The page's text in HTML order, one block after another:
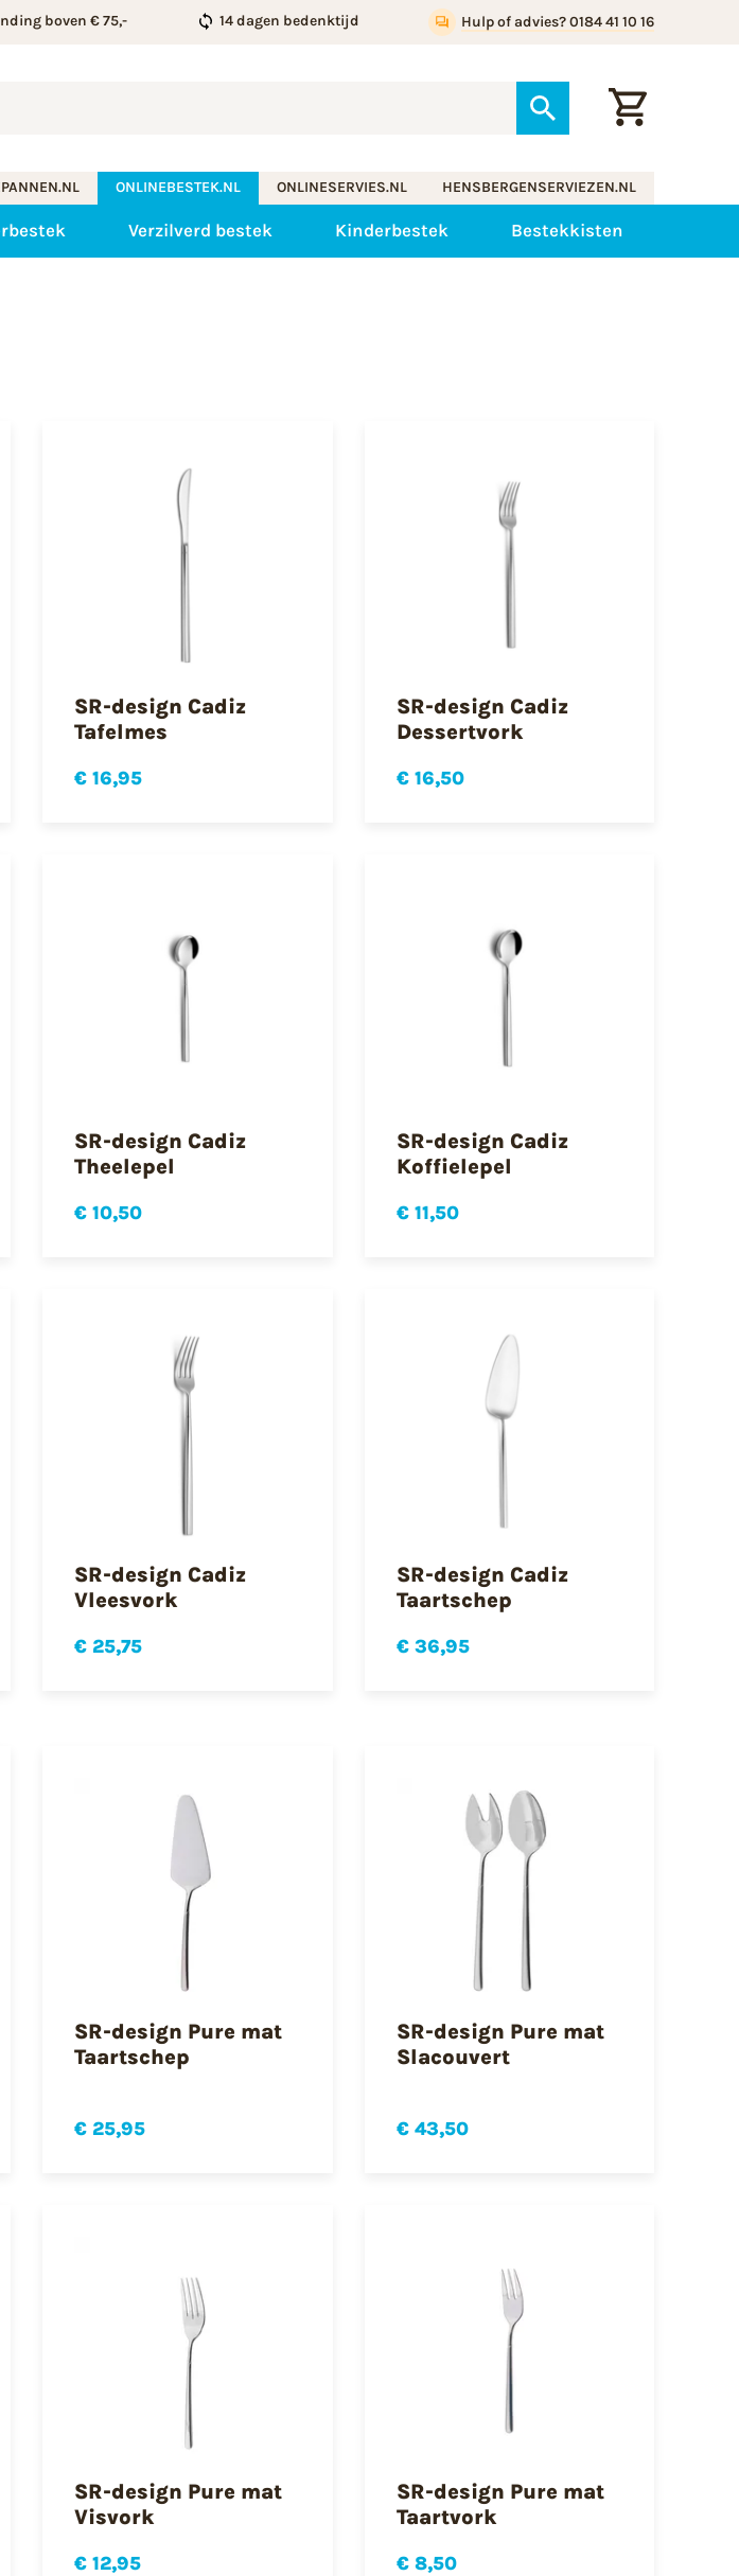
boven € 75,- 14 dagen bedenktijd Hulp of advies? 0184 41 10 16
ONLINEBESTEK.NL ONLINESERVIES.NL HENSBERGENSERVIEZEN.NL
Verzilverd bestek Kinderbestek Bestekkisten
SR-design Cadiz
Tafelmes
€ 16,95
SR-design Cadiz
Dessertvork
€ 16,50
SR-design Cadiz
Theelepel
€ 10,50
SR-design Cadiz
Koffielepel
€ 11,50
SR-design Cadiz
Vleesvork
€ 25,75
SR-design Cadiz
Taartschep
€ 36,95
SR-design Pure mat
Taartschep
€ 25,95
SR-design Pure mat
Slacouvert
€ 43,50
SR-design Pure mat
Visvork
€ 12,95
SR-design Pure mat
Taartvork
€ 8,50